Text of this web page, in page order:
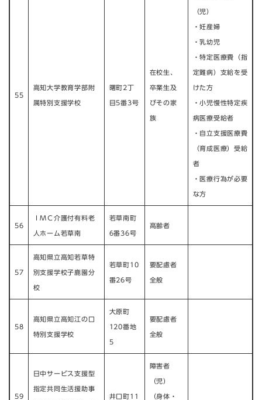
55
高知大学教育学部附
属特別支援学校​
曙町2丁
目5番3号
在校生、
卒業生及
びその家
族​
（児）
・妊産婦
・乳幼児
・特定医療費（指
定難病）支給を受
けた方
・小児慢性特定疾
病医療受給者
・自立支援医療費
（育成医療）受給
者
・医療行為が必要
な方
56
ＩＭＣ介護付有料老
人ホーム若草南
若草南町
6番36号
高齢者
57
高知県立高知若草特
別支援学校子鹿園分
校
若草町10
番26号
要配慮者
全般
58
高知県立高知江の口
特別支援学校​
大原町
120番地
5
要配慮者
全般
59
日中サービス支援型
指定共同生活援助事
井口町11​
障害者
（児）
（身体・